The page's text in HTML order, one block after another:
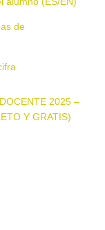
de
2025 –
Y GRATIS)